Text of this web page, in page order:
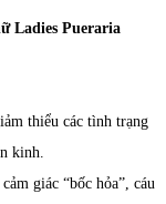
Ladies Pueraria
thiểu các tình trạng
kinh.
giác “bốc hỏa”, cáu